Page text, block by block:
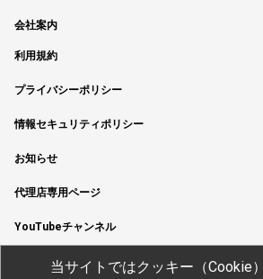
会社案内
利用規約
プライバシーポリシー
情報セキュリティポリシー
お知らせ
代理店専用ページ
YouTubeチャンネル
当サイトではクッキー（Cookie